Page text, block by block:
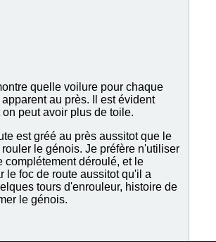
quelle voilure pour chaque
au près. Il est évident
peut avoir plus de toile.
est gréé au près aussitot que le
le génois. Je préfère n'utiliser
complétement déroulé, et le
le foc de route aussitot qu'il a
tours d'enrouleur, histoire de
le génois.